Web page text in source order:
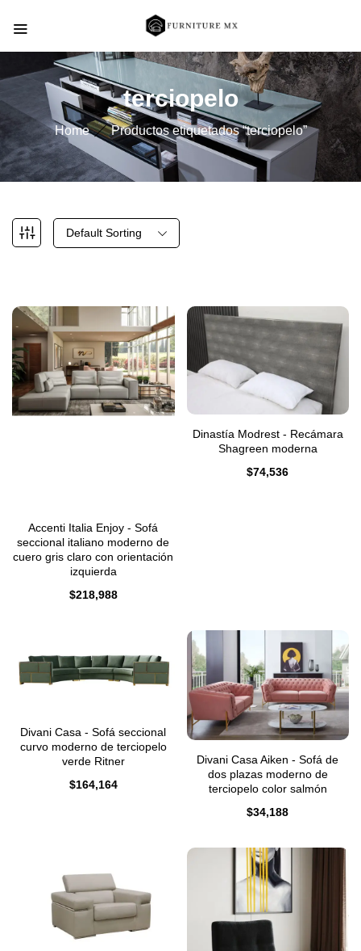
terciopelo
Home Productos etiquetados “terciopelo”
Default Sorting
Accenti Italia Enjoy - Sofá
seccional italiano moderno de
cuero gris claro con orientación
izquierda
$218,988
Dinastía Modrest - Recámara
Shagreen moderna
$74,536
Divani Casa - Sofá seccional
curvo moderno de terciopelo
verde Ritner
$164,164
Divani Casa Aiken - Sofá de
dos plazas moderno de
terciopelo color salmón
$34,188